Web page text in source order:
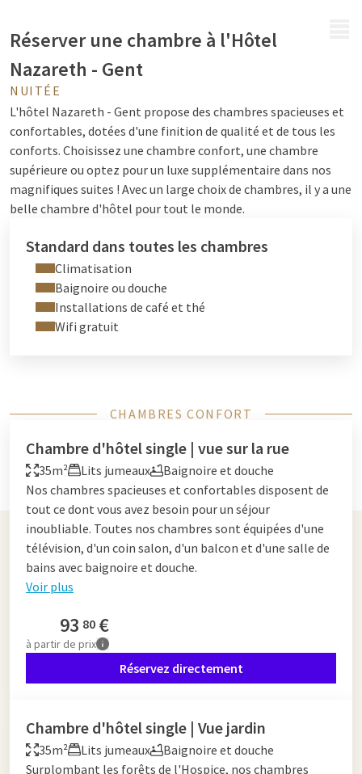
Réserver une chambre à l'Hôtel
Nazareth - Gent
NUITÉE
L'hôtel Nazareth - Gent propose des chambres spacieuses et
confortables, dotées d'une finition de qualité et de tous les
conforts. Choisissez une chambre confort, une chambre
supérieure ou optez pour un luxe supplémentaire dans nos
magnifiques suites ! Avec un large choix de chambres, il y a une
belle chambre d'hôtel pour tout le monde.
Standard dans toutes les chambres
Climatisation
Baignoire ou douche
Installations de café et thé
Wifi gratuit
CHAMBRES CONFORT
Chambre d'hôtel single | vue sur la rue
35m² Lits jumeaux
Baignoire et douche
Nos chambres spacieuses et confortables disposent de
tout ce dont vous avez besoin pour un séjour
inoubliable. Toutes nos chambres sont équipées d'une
télévision, d'un coin salon, d'un balcon et d'une salle de
bains avec baignoire et douche.
Voir plus
93 80 €
à partir de prix
Réservez directement
Chambre d'hôtel single | Vue jardin
35m² Lits jumeaux
Baignoire et douche
Surplombant les forêts de l'Hospice, nos chambres